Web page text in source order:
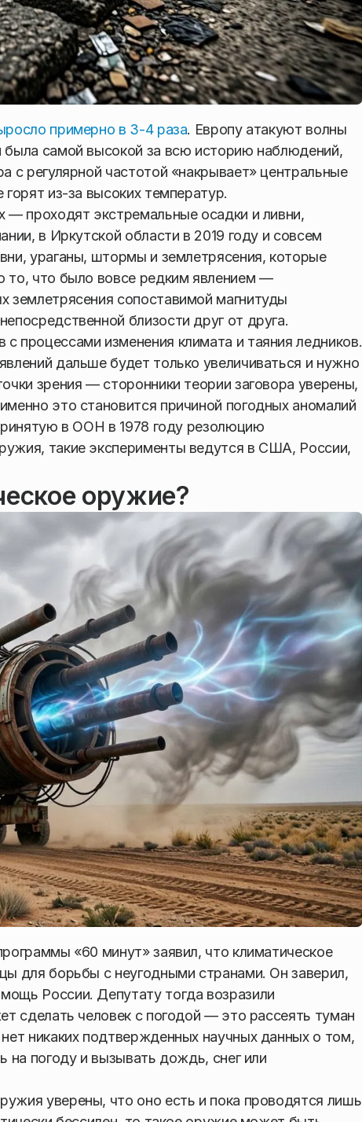
примерно в 3-4 раза. Европу атакуют волны
самой высокой за всю историю наблюдений,
с регулярной частотой «накрывает» центральные
из-за высоких температур.
— проходят экстремальные осадки и ливни,
в Иркутской области в 2019 году и совсем
ураганы, штормы и землетрясения, которые
то, что было вовсе редким явлением —
землетрясения сопоставимой магнитуды
близости друг от друга.
процессами изменения климата и таяния ледников.
дальше будет только увеличиваться и нужно
зрения — сторонники теории заговора уверены,
это становится причиной погодных аномалий
в ООН в 1978 году резолюцию
такие эксперименты ведутся в США, России,
оружие?
«60 минут» заявил, что климатическое
для борьбы с неугодными странами. Он заверил,
России. Депутату тогда возразили
сделать человек с погодой — это рассеять туман
никаких подтвержденных научных данных о том,
на погоду и вызывать дождь, снег или
уверены, что оно есть и пока проводятся лишь